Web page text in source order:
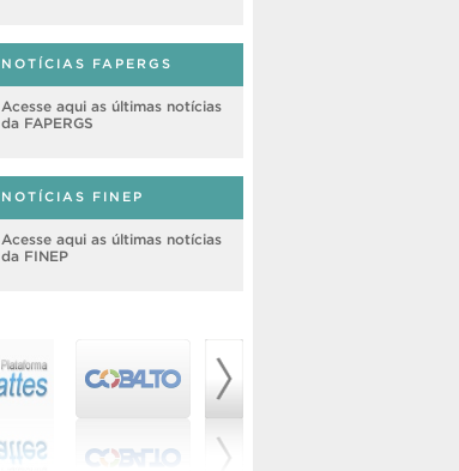
NOTÍCIAS FAPERGS
Acesse aqui as últimas notícias
da FAPERGS
NOTÍCIAS FINEP
Acesse aqui as últimas notícias
da FINEP